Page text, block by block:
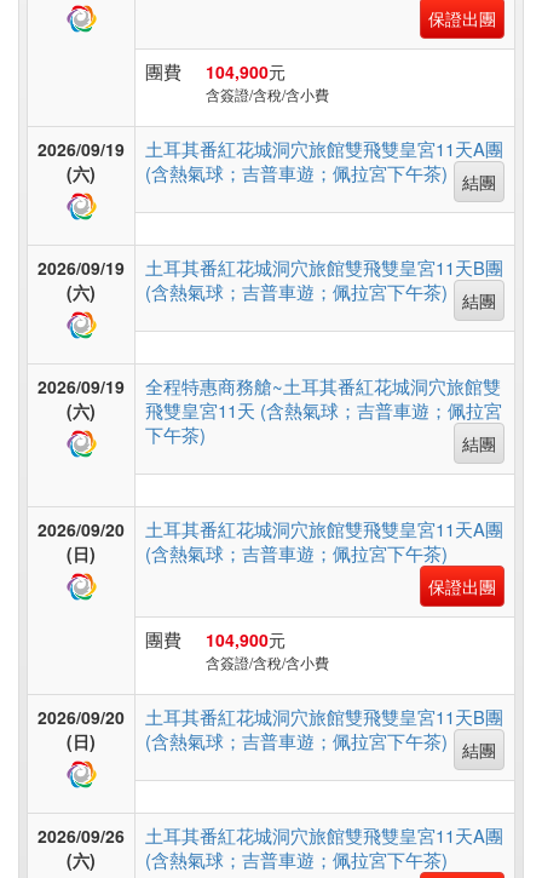
高
輪
保證出團
團費 104,900元
含簽證/含稅/含小費
2026/09/19
(六)
土耳其番紅花城洞穴旅館雙飛雙皇宮11天A團
(含熱氣球；吉普車遊；佩拉宮下午茶)
結團
2026/09/19
(六)
土耳其番紅花城洞穴旅館雙飛雙皇宮11天B團
(含熱氣球；吉普車遊；佩拉宮下午茶)
結團
2026/09/19
(六)
全程特惠商務艙~土耳其番紅花城洞穴旅館雙
飛雙皇宮11天 (含熱氣球；吉普車遊；佩拉宮
下午茶)
結團
2026/09/20
(日)
土耳其番紅花城洞穴旅館雙飛雙皇宮11天A團
(含熱氣球；吉普車遊；佩拉宮下午茶)
保證出團
團費 104,900元
含簽證/含稅/含小費
2026/09/20
(日)
土耳其番紅花城洞穴旅館雙飛雙皇宮11天B團
(含熱氣球；吉普車遊；佩拉宮下午茶)
結團
2026/09/26
(六)
土耳其番紅花城洞穴旅館雙飛雙皇宮11天A團
(含熱氣球；吉普車遊；佩拉宮下午茶)